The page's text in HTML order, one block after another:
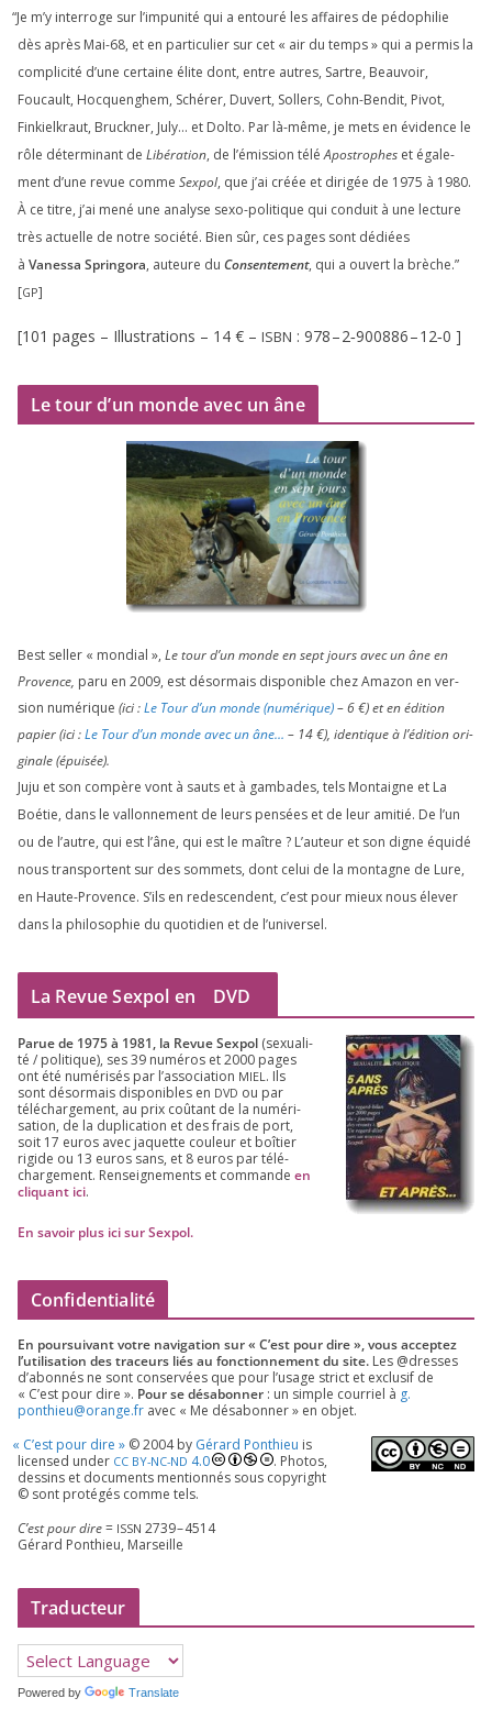
“Je m’y inter­roge sur l’impunité qui a entou­ré les affaires de pédo­phi­lie
dès après Mai-68, et en par­ti­cu­lier sur cet « air du temps » qui a per­mis la
com­pli­ci­té d’une cer­taine élite dont, entre autres, Sartre, Beauvoir,
Foucault, Hocquenghem, Schérer, Duvert, Sollers, Cohn-Bendit, Pivot,
Finkielkraut, Bruckner, July… et Dolto. Par là-même, je mets en évi­dence le
rôle déter­mi­nant de Libération, de l’émission téléApostrophes et éga­le­
ment d’une revue comme Sexpol, que j’ai créée et diri­gée de 1975 à 1980.
À ce titre, j’ai mené une ana­lyse sexo-poli­tique qui conduit à une lec­ture
très actuelle de notre socié­té. Bien sûr, ces pages sont dédiées
à Vanessa Springora, auteure du Consentement, qui a ouvert la brèche.”
[GP]
[101 pages – Illustrations – 14 € – ISBN : 978–2‑900886–12‑0 ]
Le tour d’un monde avec un âne
Best sel­ler « mon­dial », Le tour d’un monde en sept jours avec un âne en
Provence, paru en 2009, est désor­mais dis­po­nible chez Amazon en ver­
sion numé­rique (ici :Le Tour d’un monde (numé­rique)–6€) et en édi­tion
papier (ici :Le Tour d’un monde avec un âne… – 14€), iden­tique à l’é­di­tion ori­
gi­nale (épui­sée).
Juju et son com­père vont à sauts et à gam­bades, tels Montaigne et La
Boétie, dans le val­lon­ne­ment de leurs pen­sées et de leur ami­tié. De l’un
ou de l’autre, qui est l’âne, qui est le maître ? L’auteur et son digne équi­dé
nous trans­portent sur des som­mets, dont celui de la mon­tagne de Lure,
en Haute-Provence. S’ils en redes­cendent, c’est pour mieux nous éle­ver
dans la phi­lo­so­phie du quo­ti­dien et de l’universel.
La Revue Sexpol en DVD
Parue de 1975à 1981, la Revue Sex­pol (sexua­li­
té /​ poli­tique), ses39 numé­ros et2000 pages
ont été numé­ri­sés par l’as­so­cia­tion MIEL . Ils
sont désor­mais dis­po­nibles en DVD ou par
télé­char­ge­ment, au prix coû­tant de la numé­ri­
sa­tion, de la dupli­ca­tion et des frais de port,
soit 17 euros avec jaquette cou­leur et boî­tier
rigide ou 13 euros sans, et 8 euros par télé­
char­ge­ment. Ren­sei­gne­ments et com­mande en
cli­quant ici.
En savoir plus ici sur Sexpol.
Confidentialité
En pour­sui­vant votre navi­ga­tion sur « C’est pour dire », vous accep­tez
l’utilisation des tra­ceurs liés au fonc­tion­ne­ment du site. Les @dresses
d’a­bon­nés ne sont conser­vées que pour l’u­sage strict et exclu­sif de
« C’est pour dire ». Pour se désa­bon­ner : un simple cour­riel à g.​
ponthieu@​orange.​fr avec « Me désa­bon­ner » en objet.
« C’est pour dire » ©2004by Gérard Ponthieu is
licen­sed under CC BY-NC-ND 4.0
. Photos,
des­sins et docu­ments men­tion­nés sous copy­right
© sont pro­té­gés comme tels.
C’est pour dire= ISSN 2739–4514
Gérard Ponthieu, Marseille
Traducteur
Powered by Translate